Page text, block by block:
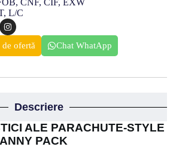
CNF, CIF, EXW
L/C
de ofertă Chat WhatApp
Descriere
ALE PARACHUTE-STYLE
PACK